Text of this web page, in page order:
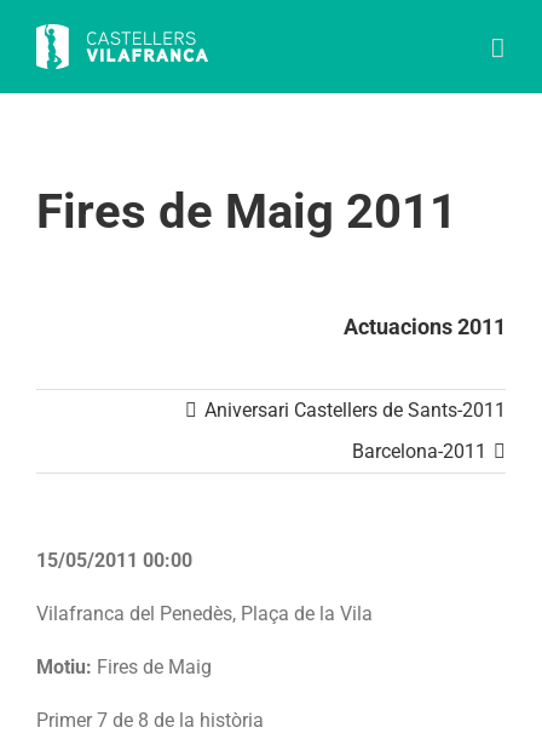
content
Fires de Maig 2011
Actuacions 2011
Aniversari Castellers de Sants-2011
Barcelona-2011
15/05/2011 00:00
Vilafranca del Penedès, Plaça de la Vila
Motiu: Fires de Maig
Primer 7 de 8 de la història